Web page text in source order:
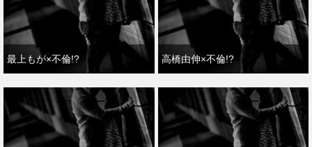
最上もが×不倫!? 高橋由伸×不倫!?